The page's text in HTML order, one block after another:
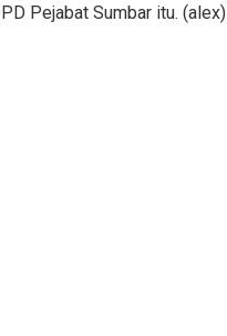
Pejabat Sumbar itu. (alex)